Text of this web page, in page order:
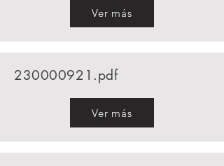
Ver más
230000921 .pdf
Ver más